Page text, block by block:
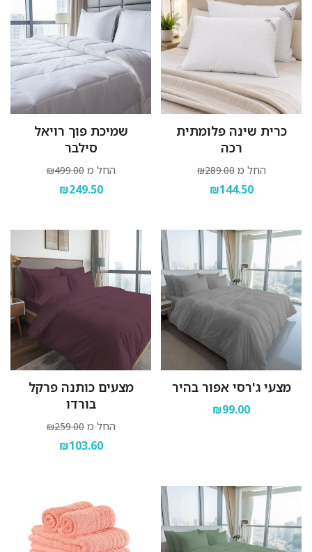
כרית שינה פלומתית
רכה
החל מ ₪289.00
₪144.50
שמיכת פוך רויאל
סילבר
החל מ ₪499.00
₪249.50
מצעי ג'רסי אפור בהיר
₪99.00
מצעים כותנה פרקל
בורדו
החל מ ₪259.00
₪103.60